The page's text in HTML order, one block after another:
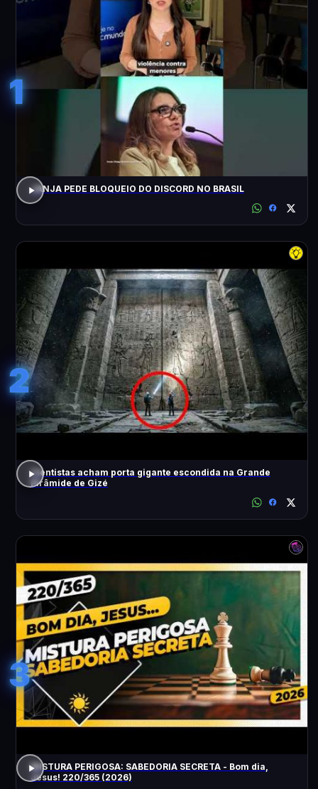
1
JANJA PEDE BLOQUEIO DO DISCORD NO BRASIL
2
Cientistas acham porta gigante escondida na Grande
Pirâmide de Gizé
3
MISTURA PERIGOSA: SABEDORIA SECRETA - Bom dia,
Jesus! 220/365 (2026)